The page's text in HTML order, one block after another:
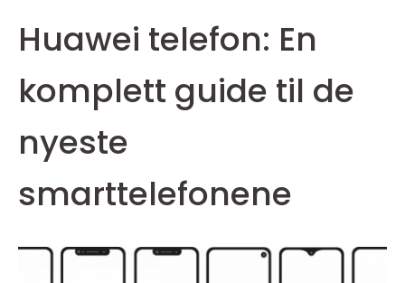
Huawei telefon: En
komplett guide til de
nyeste
smarttelefonene